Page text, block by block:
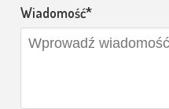
Wiadomość